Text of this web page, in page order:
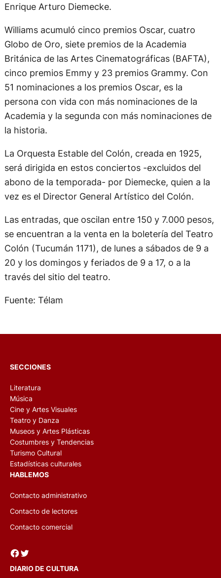
Enrique Arturo Diemecke.
Williams acumuló cinco premios Oscar, cuatro
Globo de Oro, siete premios de la Academia
Británica de las Artes Cinematográficas (BAFTA),
cinco premios Emmy y 23 premios Grammy. Con
51 nominaciones a los premios Oscar, es la
persona con vida con más nominaciones de la
Academia y la segunda con más nominaciones de
la historia.
La Orquesta Estable del Colón, creada en 1925,
será dirigida en estos conciertos -excluidos del
abono de la temporada- por Diemecke, quien a la
vez es el Director General Artístico del Colón.
Las entradas, que oscilan entre 150 y 7.000 pesos,
se encuentran a la venta en la boletería del Teatro
Colón (Tucumán 1171), de lunes a sábados de 9 a
20 y los domingos y feriados de 9 a 17, o a la
través del sitio del teatro.
Fuente: Télam
SECCIONES
Literatura
Música
Cine y Artes Visuales
Teatro y Danza
Museos y Artes Plásticas
Costumbres y Tendencias
Turismo Cultural
Estadísticas culturales
HABLEMOS
Contacto administrativo
Contacto de lectores
Contacto comercial
Facebook Twitter
DIARIO DE CULTURA